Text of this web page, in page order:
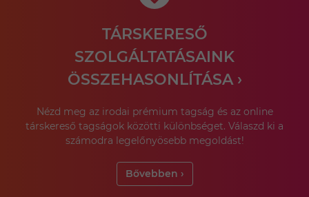
TÁRSKERESŐ
SZOLGÁLTATÁSAINK
ÖSSZEHASONLÍTÁSA ›
Nézd meg az irodai prémium tagság és az online
társkereső tagságok közötti különbséget. Válaszd ki a
számodra legelőnyösebb megoldást!
Bővebben ›